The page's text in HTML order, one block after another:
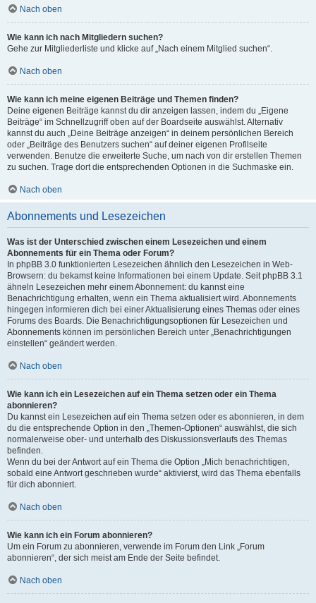
Nach oben
Wie kann ich nach Mitgliedern suchen?
Gehe zur Mitgliederliste und klicke auf „Nach einem Mitglied suchen“.
Nach oben
Wie kann ich meine eigenen Beiträge und Themen finden?
Deine eigenen Beiträge kannst du dir anzeigen lassen, indem du „Eigene
Beiträge“ im Schnellzugriff oben auf der Boardseite auswählst. Alternativ
kannst du auch „Deine Beiträge anzeigen“ in deinem persönlichen Bereich
oder „Beiträge des Benutzers suchen“ auf deiner eigenen Profilseite
verwenden. Benutze die erweiterte Suche, um nach von dir erstellen Themen
zu suchen. Trage dort die entsprechenden Optionen in die Suchmaske ein.
Nach oben
Abonnements und Lesezeichen
Was ist der Unterschied zwischen einem Lesezeichen und einem
Abonnements für ein Thema oder Forum?
In phpBB 3.0 funktionierten Lesezeichen ähnlich den Lesezeichen in Web-
Browsern: du bekamst keine Informationen bei einem Update. Seit phpBB 3.1
ähneln Lesezeichen mehr einem Abonnement: du kannst eine
Benachrichtigung erhalten, wenn ein Thema aktualisiert wird. Abonnements
hingegen informieren dich bei einer Aktualisierung eines Themas oder eines
Forums des Boards. Die Benachrichtigungsoptionen für Lesezeichen und
Abonnements können im persönlichen Bereich unter „Benachrichtigungen
einstellen“ geändert werden.
Nach oben
Wie kann ich ein Lesezeichen auf ein Thema setzen oder ein Thema
abonnieren?
Du kannst ein Lesezeichen auf ein Thema setzen oder es abonnieren, in dem
du die entsprechende Option in den „Themen-Optionen“ auswählst, die sich
normalerweise ober- und unterhalb des Diskussionsverlaufs des Themas
befinden.
Wenn du bei der Antwort auf ein Thema die Option „Mich benachrichtigen,
sobald eine Antwort geschrieben wurde“ aktivierst, wird das Thema ebenfalls
für dich abonniert.
Nach oben
Wie kann ich ein Forum abonnieren?
Um ein Forum zu abonnieren, verwende im Forum den Link „Forum
abonnieren“, der sich meist am Ende der Seite befindet.
Nach oben